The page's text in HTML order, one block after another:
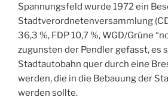
Spannungsfeld wurde 1972 ein
Stadtverordnetenversammlung
36,3 %, FDP 10,7 %, WGD/Grüne
zugunsten der Pendler gefasst, es
Stadtautobahn quer durch eine
werden, die in die Bebauung der
werden sollte.